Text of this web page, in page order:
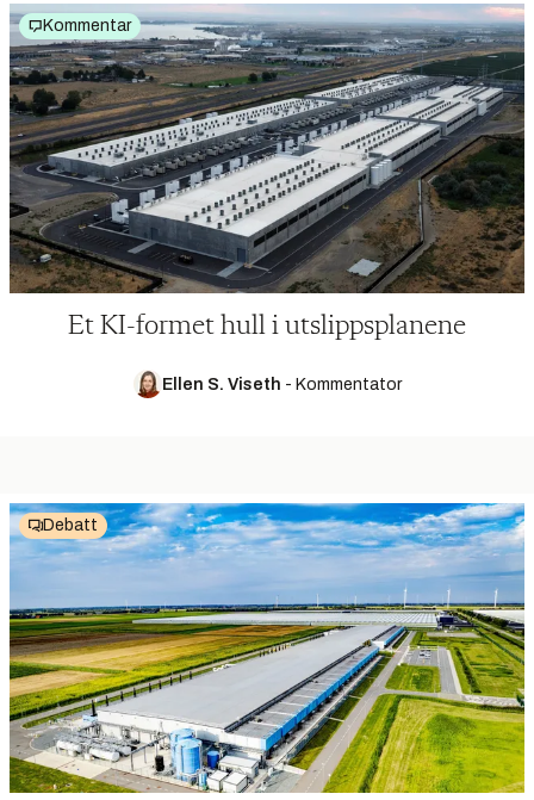
Kommentar
Et KI-formet hull i utslippsplanene
Ellen S. Viseth - Kommentator
Debatt